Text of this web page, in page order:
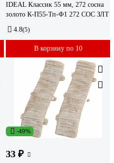
IDEAL Классик 55 мм, 272 сосна
золото К-П55-Тп-Ф1 272 СОС ЗЛТ
4.8(5)
В корзину по 10
-49%
33 ₽